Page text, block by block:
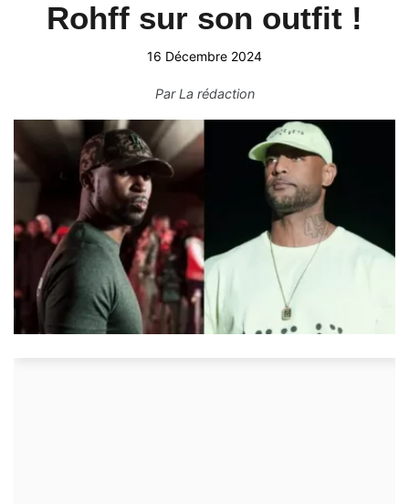
Rohff sur son outfit !
16 Décembre 2024
ParLa rédaction